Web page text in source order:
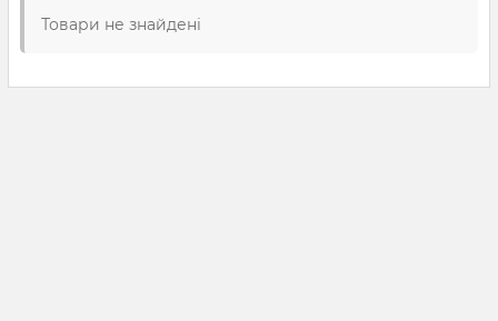
Товари не знайдені